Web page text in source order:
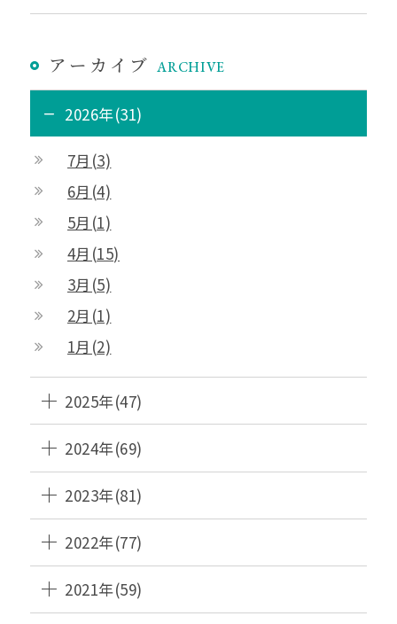
アーカイブ ARCHIVE
2026年(31)
7月(3)
6月(4)
5月(1)
4月(15)
3月(5)
2月(1)
1月(2)
2025年(47)
2024年(69)
2023年(81)
2022年(77)
2021年(59)